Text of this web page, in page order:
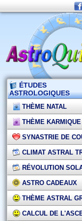
ÉTUDES
ASTROLOGIQUES
THÈME NATAL
THÈME KARMIQUE
SYNASTRIE DE
CLIMAT ASTRAL
RÉVOLUTION
ASTRO CADEAUX
THÈME ASTRAL
CALCUL DE